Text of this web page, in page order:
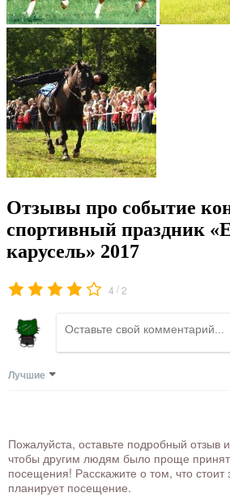
Отзывы про событие
спортивный праздник
карусель» 2017
4 /2
Лучшие
Пожалуйста, оставьте подробный отзыв
чтобы другим людям было проще
посещения! Расскажите о том, что стоит
планирует посещение.